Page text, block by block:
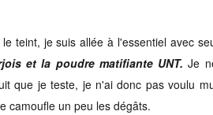
le teint, je suis allée à l'essentiel avec
et la poudre matifiante UNT. Je
que je teste, je n'ai donc pas voulu
camoufle un peu les dégâts.